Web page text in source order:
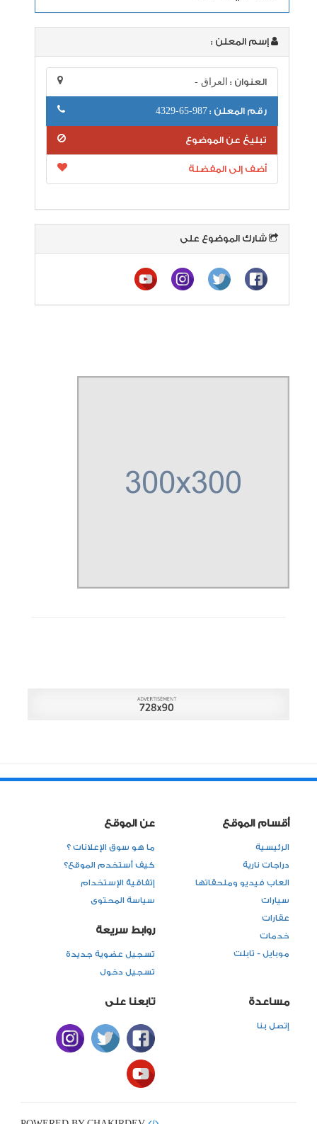
إسم المعلن :
العنوان :العراق -
رقم المعلن :987-65-4329
تبليغ عن الموضوع
أضف إلى المفضلة
شارك الموضوع على
أقسام الموقع
الرئيسية
دراجات نارية
العاب فيديو وملحقاتها
سيارات
عقارات
خدمات
موبايل - تابلت
عن الموقع
ما هو سوق الإعلانات ؟
كيف أستخدم الموقع؟
إتفاقية الإستخدام
سياسة المحتوى
روابط سريعة
تسجيل عضوية جديدة
تسجيل دخول
مساعدة
إتصل بنا
تابعنا على